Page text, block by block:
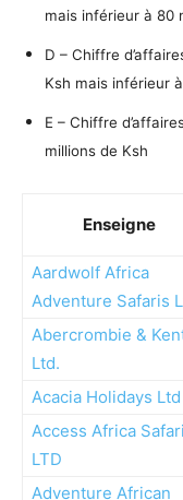
mais inférieur à 80
D – Chiffre
Ksh mais inférieur
E – Chiffre
millions de Ksh
Enseigne
Aardwolf Africa
Adventure Safaris
Abercrombie &
Ltd.
Acacia Holidays Ltd
Access Africa
LTD
Adventure African